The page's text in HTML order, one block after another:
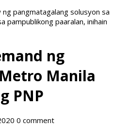
ng pangmatagalang solusyon sa
pampublikong paaralan, inihain
ng
Manila
PNP
0 comment